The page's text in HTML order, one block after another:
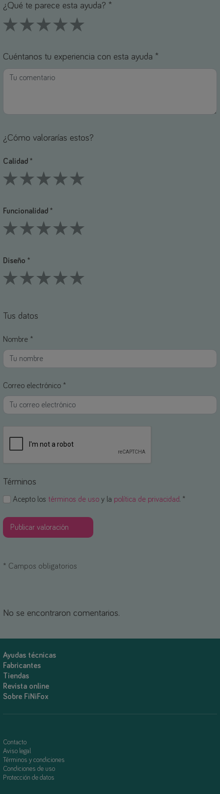
¿Qué te parece esta ayuda? *
Cuéntanos tu experiencia con esta ayuda *
¿Cómo valorarías estos?
Calidad *
Funcionalidad *
Diseño *
Tus datos
Nombre *
Correo electrónico *
Términos
Acepto los términos de uso y la política de privacidad. *
* Campos obligatorios
No se encontraron comentarios.
Ayudas técnicas
Fabricantes
Tiendas
Revista online
Sobre FiNiFox
Contacto
Aviso legal
Términos y condiciones
Condiciones de uso
Protección de datos